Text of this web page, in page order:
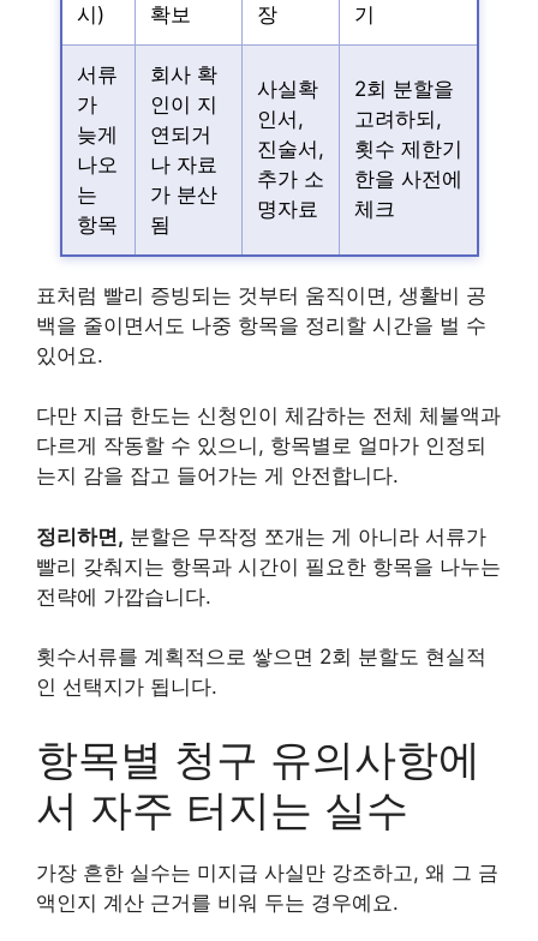
시)
확보
장
기
서류
가
늦게
나오
는
항목
회사 확
인이 지
연되거
나 자료
가 분산
됨
사실확
인서,
진술서,
추가 소
명자료
2회 분할을
고려하되,
횟수 제한기
한을 사전에
체크
표처럼 빨리 증빙되는 것부터 움직이면, 생활비 공
백을 줄이면서도 나중 항목을 정리할 시간을 벌 수
있어요.
다만 지급 한도는 신청인이 체감하는 전체 체불액과
다르게 작동할 수 있으니, 항목별로 얼마가 인정되
는지 감을 잡고 들어가는 게 안전합니다.
정리하면, 분할은 무작정 쪼개는 게 아니라 서류가
빨리 갖춰지는 항목과 시간이 필요한 항목을 나누는
전략에 가깝습니다.
횟수서류를 계획적으로 쌓으면 2회 분할도 현실적
인 선택지가 됩니다.
항목별 청구 유의사항에
서 자주 터지는 실수
가장 흔한 실수는 미지급 사실만 강조하고, 왜 그 금
액인지 계산 근거를 비워 두는 경우예요.